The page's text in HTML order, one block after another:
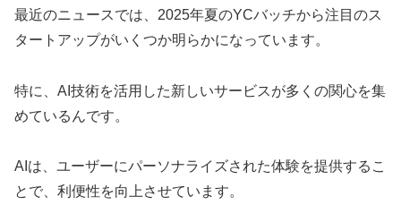
最近のニュースでは、2025年夏のYCバッチから注目のス
タートアップがいくつか明らかになっています。
特に、AI技術を活用した新しいサービスが多くの関心を集
めているんです。
AIは、ユーザーにパーソナライズされた体験を提供するこ
とで、利便性を向上させています。